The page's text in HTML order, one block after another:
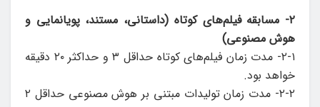
۲- مسابقه فیلم‌های کوتاه (داستانی، مستند، پویانمایی و
هوش مصنوعی)
۲-۱- مدت زمان فیلم‌های کوتاه حداقل ۳ و حداکثر ۲۰ دقیقه
خواهد بود.
۲-۲- مدت زمان تولیدات مبتنی بر هوش مصنوعی حداقل ۲